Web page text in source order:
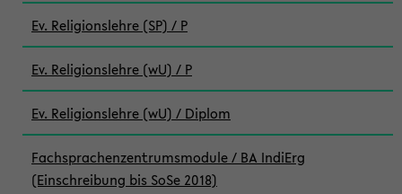
Ev. Religionslehre (SP) / P
Ev. Religionslehre (wU) / P
Ev. Religionslehre (wU) / Diplom
Fachsprachenzentrumsmodule / BA IndiErg
(Einschreibung bis SoSe 2018)